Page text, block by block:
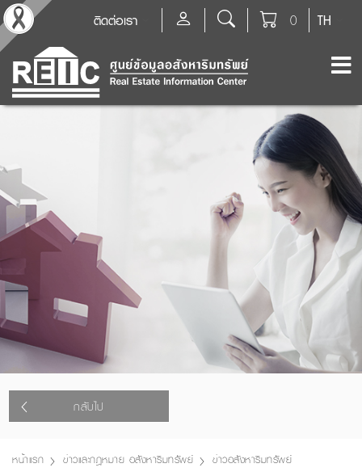
TH
0
ติดต่อเรา
กลับไป
หน้าแรก ข่าวและกฎหมาย อสังหาริมทรัพย์
ข่าวอสังหาริมทรัพย์